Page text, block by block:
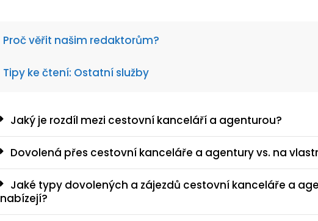
Proč věřit našim redaktorům?
Tipy ke čtení: Ostatní služby
Jaký je rozdíl mezi cestovní kanceláří a agenturou?
Dovolená přes cestovní kanceláře a agentury vs. na
Jaké typy dovolených a zájezdů cestovní kanceláře a
nabízejí?